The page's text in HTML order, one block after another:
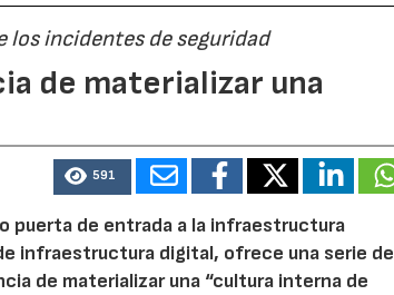
los incidentes de seguridad
de materializar una
591
puerta de entrada a la infraestructura
infraestructura digital, ofrece una serie de
de materializar una “cultura interna de